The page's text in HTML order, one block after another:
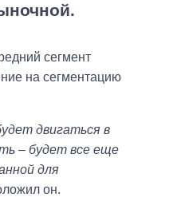
сегмент
на сегментацию
двигаться в
– будет все еще
для
он.